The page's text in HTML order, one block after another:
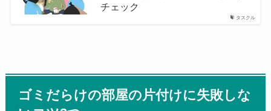
タスクル
チェック
ゴミだらけの部屋の片付けに失敗しな